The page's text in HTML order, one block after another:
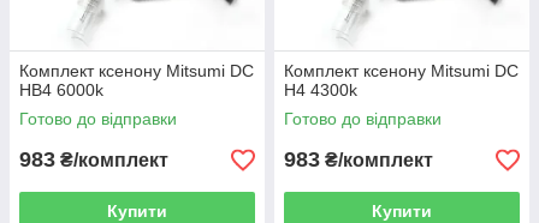
Комплект ксенону Mitsumi DC
HВ4 6000k
Готово до відправки
983 ₴/комплект
Купити
Комплект ксенону Mitsumi DC
H4 4300k
Готово до відправки
983 ₴/комплект
Купити